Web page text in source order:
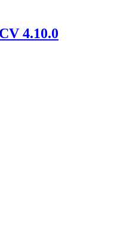
4.10.0